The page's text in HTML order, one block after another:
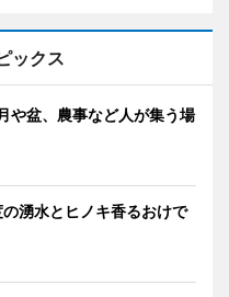
ックス
や盆、農事など人が集う場
湧水とヒノキ香るおけで